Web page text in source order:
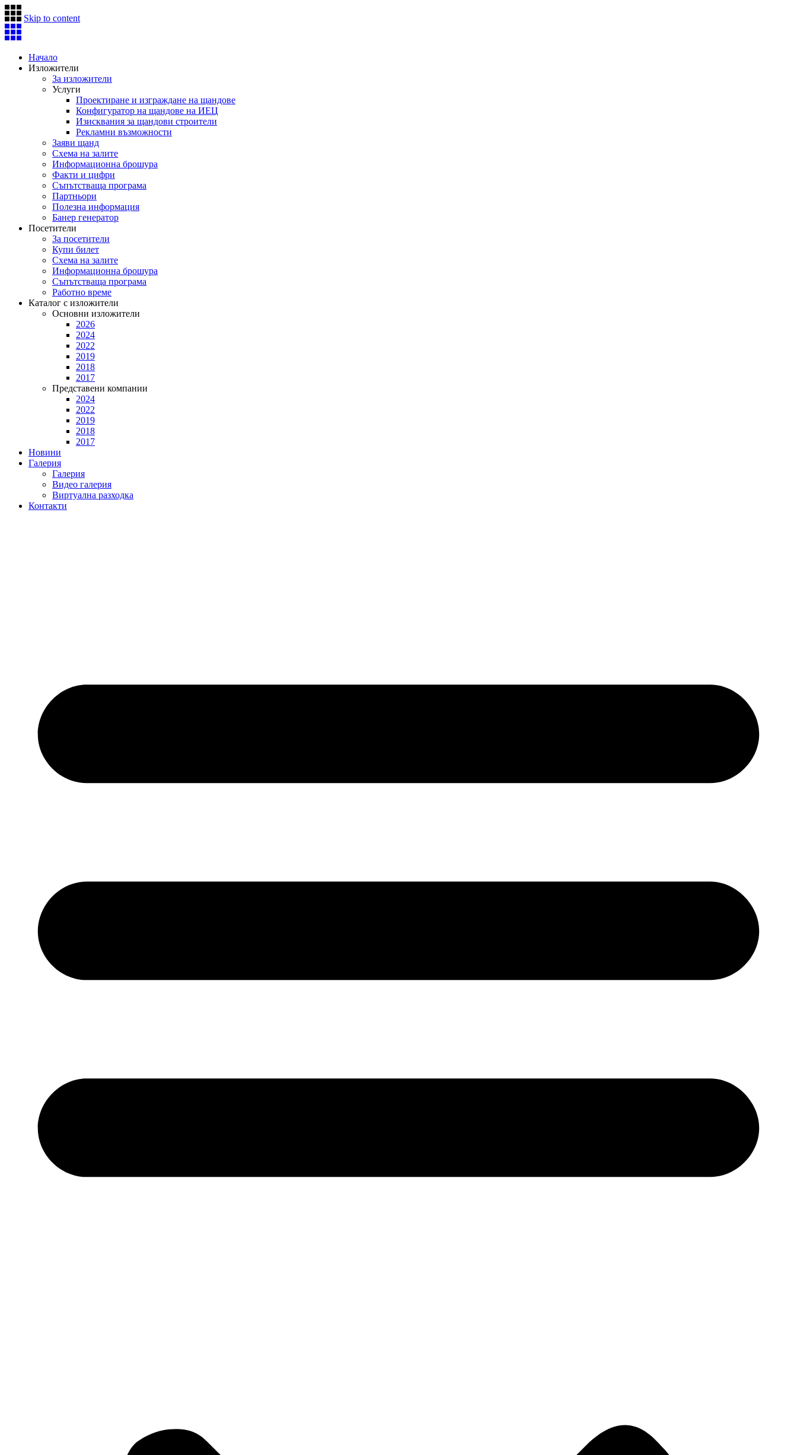
Skip to content
Начало
Изложители
За изложители
Услуги
Проектиране и изграждане на щандове
Конфигуратор на щандове на ИЕЦ
Изисквания за щандови строители
Рекламни възможности
Заяви щанд
Схема на залите
Информационна брошура
Факти и цифри
Съпътстваща програма
Партньори
Полезна информация
Банер генератор
Посетители
За посетители
Купи билет
Схема на залите
Информационна брошура
Съпътстваща програма
Работно време
Каталог с изложители
Основни изложители
2026
2024
2022
2019
2018
2017
Представени компании
2024
2022
2019
2018
2017
Новини
Галерия
Галерия
Видео галерия
Виртуална разходка
Контакти